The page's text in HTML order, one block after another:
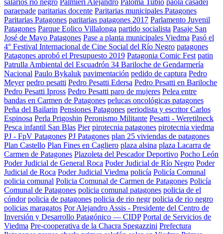
paraepade paritarias docente Paritarias municipales Patagones
Paritarias Patagones paritarias patagones 2017 Parlamento Juvenil
Patagones Parque Eolico Villalonga partido socialista Pasaje San
José de Mayo Patagones Pase a planta municipales Viedma Pasó el
4° Festival Internacional de Cine Social del Río Negro patagones
Patagones aprobó el Presupuesto 2019 Patagonia Comic Fest patin
Patrulla Ambiental del Escuadrón 34 Bariloche de Gendarmería
Nacional Paulo Bykaluk pavimentación pedido de captura Pedro
Meyer pedro pesatti Pedro Pesatti Edersa Pedro Pesatti en Bariloche
Pedro Pesatti Ipross Pedro Pesatti paro de mujeres Pelea entre
bandas en Carmen de Patagones pelucas oncológicas patagones
Peña del Bailarin Pensiones Patagones periodista y escritor Carlos
Espinosa Perla Prigoshin Peronismo Militante Pesatti - Weretilneck
Pesca infantil San Blas Pier pirotecnia patagones pirotecnia viedma
PJ - FpV Patagones PJ Patagones plan 25 viviendas de patagones
Plan Castello Plan Fines en Cagliero plaza alsina plaza Lacarra de
Carmen de Patagones Plazoleta del Pescador Deportivo Pocho León
Poder Judicial de General Roca Poder Judicial de Río Negro Poder
Judicial de Roca Poder Judicial Viedma policía Policía Comunal
policia comunal Policia Comunal de Carmen de Patagones Policía
Comunal de Patagones policia comunal patagones policia de el
cóndor policia de patagones policia de rio negr policia de rio negro
policias maragatos Por Alejandro Assis - Presidente del Centro de
Inversión y Desarrollo Patagónico — CIDP Portal de Servicios de
Viedma Pre-cooperativa de la Chacra Spegazzini Prefectura